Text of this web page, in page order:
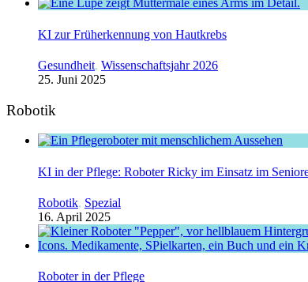
KI zur Früherkennung von Hautkrebs
Gesundheit, Wissenschaftsjahr 2026
25. Juni 2025
Robotik
KI in der Pflege: Roboter Ricky im Einsatz im
Robotik, Spezial
16. April 2025
Roboter in der Pflege